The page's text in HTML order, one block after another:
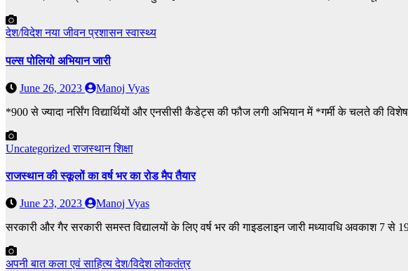
देश/विदेशनया जीवनप्रशासनस्वास्थ्य
पल्स पोलियो अभियान जारी
June 26, 2023
Manoj Vyas
*900 से ज्यादा नर्सिंग विद्यार्थियों और एनसीसी कैडेट्स की फौज लगी अभियान में *गर्मी के चलते की
Uncategorizedराजस्थानशिक्षा
राजस्थान की स्कूलों का वर्ष भर का रोड मैप तैयार
June 23, 2023
Manoj Vyas
सरकारी और गैर सरकारी समस्त विद्यालयों के लिए वर्ष भर की गाइडलाइन जारी मध्यावधि अवकाश
अपनी बातकला एवं साहित्यदेश/विदेशलोकतंत्र